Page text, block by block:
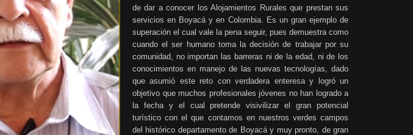
de dar a conocer los Alojamientos Rurales que prestan sus
servicios en Boyacá y en Colombia. Es un gran ejemplo de
superación el cual vale la pena seguir, pues demuestra como
cuando el ser humano toma la decisión de trabajar por su
comunidad, no importan las barreras ni de la edad, ni de los
conocimientos en manejo de las nuevas tecnologías, dado
que asumió este reto con verdadera enteresa y logró un
objetivo que muchos profesionales jóvenes no han logrado a
la fecha y el cual pretende visivilizar el gran potencial
turístico con el que contamos en nuestros verdes campos
del histórico departamento de Boyacá y muy pronto, de gran